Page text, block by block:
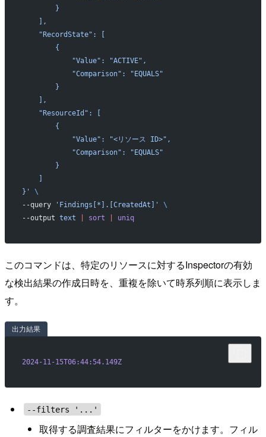
        }
    ],
    "RecordState": [
        {
            "Value": "ACTIVE",
            "Comparison": "EQUALS"
        }
    ],
    "ResourceId": [
        {
            "Value": "<リソース ID>",
            "Comparison": "EQUALS"
        }
    ]
}'
\
--query
'Findings[*].[CreatedAt]'
\
--output text sort uniq
このコマンドは、特定のリソースに対するInspectorの有効
な検出結果の作成日時を、重複を除いて時系列順に表示しま
す。
出力結果
2024-11-15T06:44:54.149Z
--filters '...'
取得する調査結果にフィルターをかけます。フィル